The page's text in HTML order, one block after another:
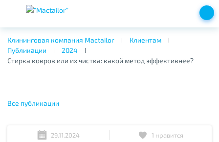
Клининговая компания Mactailor
Клиентам
Публикации
2024
Стирка ковров или их чистка: какой метод эффективнее?
Все публикации
29.11.2024 1 нравится